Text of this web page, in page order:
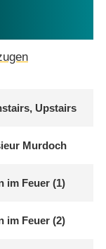
Upstairs
Murdoch
im Feuer (1)
im Feuer (2)